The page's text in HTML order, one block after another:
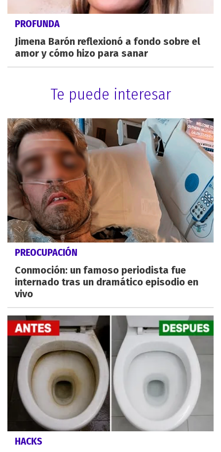
PROFUNDA
Jimena Barón reflexionó a fondo sobre el
amor y cómo hizo para sanar
Te puede interesar
PREOCUPACIÓN
Conmoción: un famoso periodista fue
internado tras un dramático episodio en
vivo
HACKS